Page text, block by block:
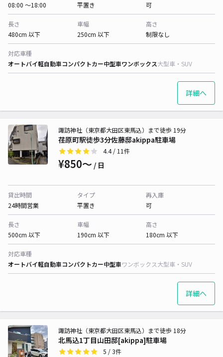
08:00 〜18:00
平置き
可
長さ
480cm 以下
車幅
250cm 以下
高さ
制限なし
対応車種
オートバイ軽自動車コンパクトカー中型車ワンボックス大型車・SUV
詳細へ
荏原町駅徒歩3分佐藤邸akippa駐車場
諏訪神社（東京都大田区東馬込）まで徒歩 19分
4.4/ 11件
¥850〜 / 日
貸出時間
24時間営業
タイプ
平置き
再入庫
可
長さ
500cm 以下
車幅
190cm 以下
高さ
180cm 以下
対応車種
オートバイ軽自動車コンパクトカー中型車ワンボックス大型車・SUV
詳細へ
北馬込1丁目山田邸[akippa]駐車場
諏訪神社（東京都大田区東馬込）まで徒歩 18分
5 / 3件